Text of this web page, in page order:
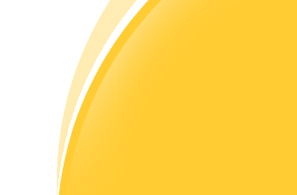
Verdienen